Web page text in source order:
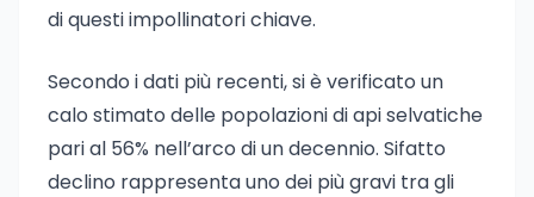
di questi impollinatori chiave.
Secondo i dati più recenti, si è verificato un
calo stimato delle popolazioni di api selvatiche
pari al 56% nell’arco di un decennio. Sifatto
declino rappresenta uno dei più gravi tra gli